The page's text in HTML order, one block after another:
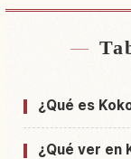
Buscar
¿Qué es
¿Qué ver en